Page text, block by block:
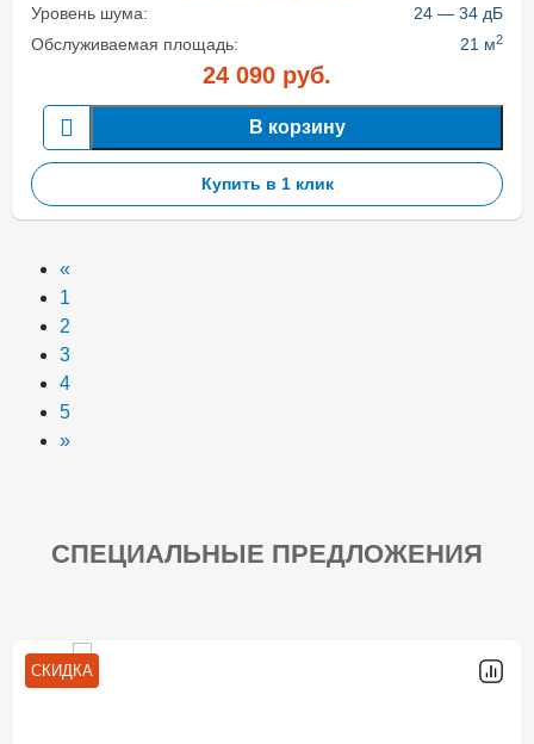
Уровень шума:
24 — 34 дБ
Обслуживаемая площадь:
21 м2
24 090 руб.
В корзину
Купить в 1 клик
«
1
2
3
4
5
»
СПЕЦИАЛЬНЫЕ ПРЕДЛОЖЕНИЯ
СКИДКА